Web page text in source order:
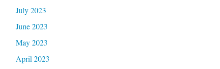
July 2023
June 2023
May 2023
April 2023